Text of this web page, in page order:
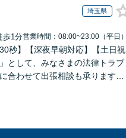
埼玉県
歩1分営業時間：08:00~23:00（平日）
秒】【深夜早朝対応】【土日祝
として、みなさまの法律トラブ
合わせて出張相談も承ります。